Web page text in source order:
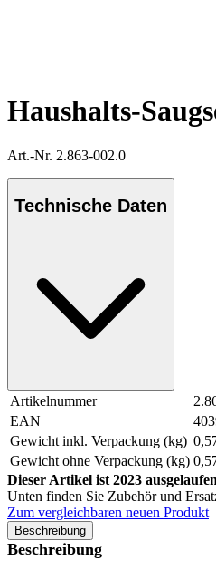
Haushalts-
Art.-Nr. 2.863-002.0
Technische Daten
Artikelnummer
EAN
Gewicht inkl. Verpackung (kg)
Gewicht ohne Verpackung (kg)
Dieser Artikel ist 2023
Unten finden Sie Zubehör und
Zum vergleichbaren neuen Produkt
Beschreibung
Beschreibung